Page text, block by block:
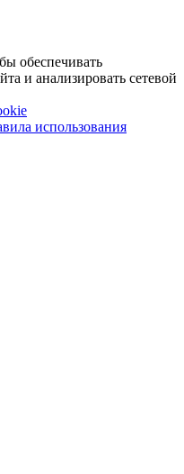
обеспечивать
и анализировать сетевой
использования